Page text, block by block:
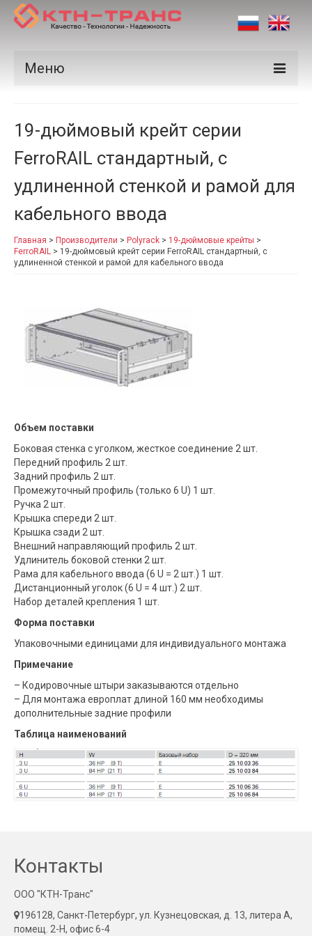
Меню
Производители
Рынки
Сертификаты
Новости
Контакты
19-дюймовый крейт серии
FerroRAIL стандартный, с
удлиненной стенкой и рамой для
кабельного ввода
Главная > Производители > Polyrack > 19-дюймовые крейты >
FerroRAIL > 19-дюймовый крейт серии FerroRAIL стандартный, с
удлиненной стенкой и рамой для кабельного ввода
Объем поставки
Боковая стенка с уголком, жесткое соединение 2 шт.
Передний профиль 2 шт.
Задний профиль 2 шт.
Промежуточный профиль (только 6 U) 1 шт.
Ручка 2 шт.
Крышка спереди 2 шт.
Крышка сзади 2 шт.
Внешний направляющий профиль 2 шт.
Удлинитель боковой стенки 2 шт.
Рама для кабельного ввода (6 U = 2 шт.) 1 шт.
Дистанционный уголок (6 U = 4 шт.) 2 шт.
Набор деталей крепления 1 шт.
Форма поставки
Упаковочными единицами для индивидуального монтажа
Примечание
– Кодировочные штыри заказываются отдельно
– Для монтажа европлат длиной 160 мм необходимы
дополнительные задние профили
Таблица наименований
Контакты
ООО "КТН-Транс"
196128, Санкт-Петербург, ул. Кузнецовская, д. 13, литера А,
помещ. 2-Н, офис 6-4